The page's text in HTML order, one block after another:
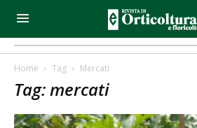
Home Tag Mercati
Tag: mercati